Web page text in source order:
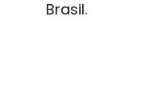
Brasil.